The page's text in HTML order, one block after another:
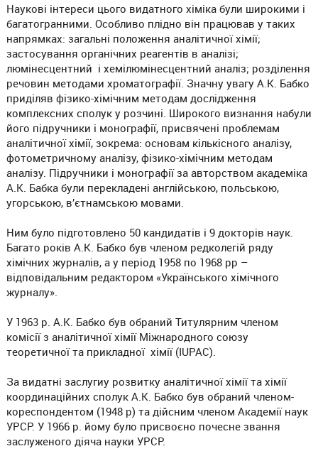
Наукові інтереси цього видатного хіміка були широкими і
багатогранними. Особливо плідно він працював у таких
напрямках: загальні положення аналітичної хімії;
застосування органічних реагентів в аналізі;
люмінесцентний і хемілюмінесцентний аналіз; розділення
речовин методами хроматографії. Значну увагу А.К. Бабко
приділяв фізико-хімічним методам дослідження
комплексних сполук у розчині. Широкого визнання набули
його підручники і монографії, присвячені проблемам
аналітичної хімії, зокрема: основам кількісного аналізу,
фотометричному аналізу, фізико-хімічним методам
аналізу. Підручники і монографії за авторством академіка
А.К. Бабка були перекладені англійською, польською,
угорською, в’єтнамською мовами.
Ним було підготовлено 50 кандидатів і 9 докторів наук.
Багато років А.К. Бабко був членом редколегій ряду
хімічних журналів, а у період 1958 по 1968 рр –
відповідальним редактором «Українського хімічного
журналу».
У 1963 р. А.К. Бабко був обраний Титулярним членом
комісії з аналітичної хімії Міжнародного союзу
теоретичної та прикладної хімії (IUPAC).
За видатні заслугиу розвитку аналітичної хімії та хімії
координаційних сполук А.К. Бабко був обраний членом-
кореспондентом (1948 р) та дійсним членом Академії наук
УРСР. У 1966 р. йому було присвоєно почесне звання
заслуженого діяча науки УРСР.